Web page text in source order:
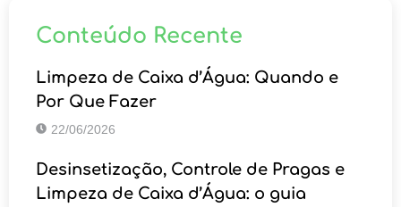
Conteúdo Recente
Limpeza de Caixa d’Água: Quando e
Por Que Fazer
22/06/2026
Desinsetização, Controle de Pragas e
Limpeza de Caixa d’Água: o guia